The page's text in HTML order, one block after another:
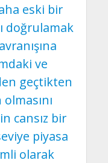
eski bir
doğrulamak
ve
geçtikten
cansız bir
piyasa
olarak